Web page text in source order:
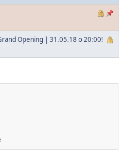
Opening | 31.05.18 o 20:00!